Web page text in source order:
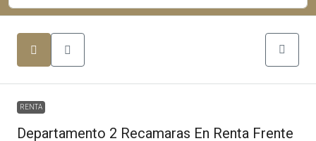
RENTA
Departamento 2 Recamaras En Renta Frente